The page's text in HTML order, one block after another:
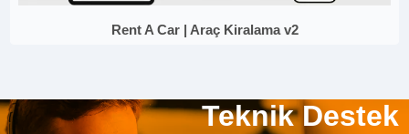
Rent A Car | Araç Kiralama v2
Teknik Destek